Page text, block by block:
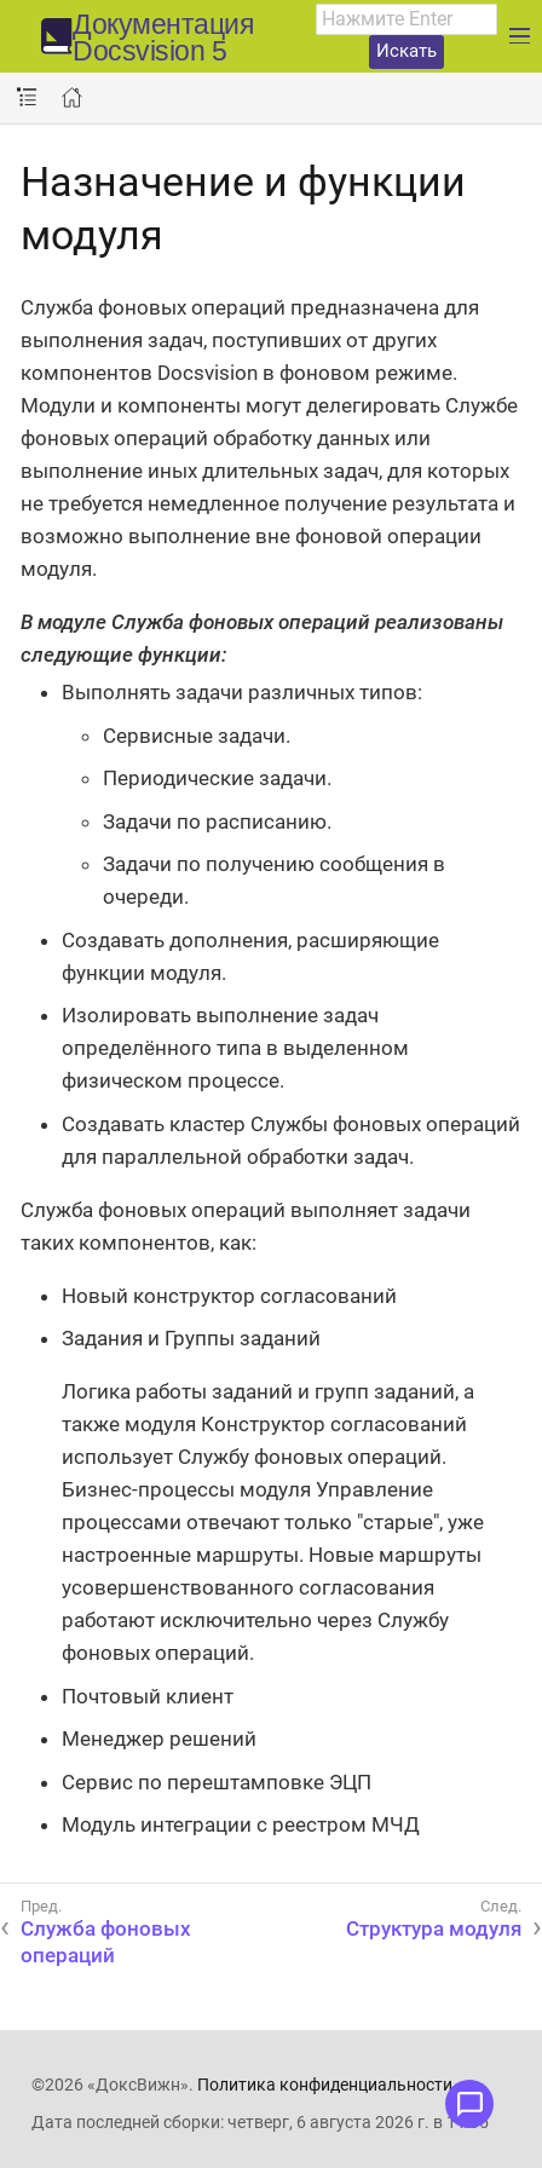
Документация
Docsvision 5
Искать
Назначение и функции
модуля
Служба фоновых операций предназначена для
выполнения задач, поступивших от других
компонентов Docsvision в фоновом режиме.
Модули и компоненты могут делегировать Службе
фоновых операций обработку данных или
выполнение иных длительных задач, для которых
не требуется немедленное получение результата и
возможно выполнение вне фоновой операции
модуля.
В модуле Служба фоновых операций реализованы
следующие функции:
Выполнять задачи различных типов:
Сервисные задачи.
Периодические задачи.
Задачи по расписанию.
Задачи по получению сообщения в
очереди.
Создавать дополнения, расширяющие
функции модуля.
Изолировать выполнение задач
определённого типа в выделенном
физическом процессе.
Создавать кластер Службы фоновых операций
для параллельной обработки задач.
Служба фоновых операций выполняет задачи
таких компонентов, как:
Новый конструктор согласований
Задания и Группы заданий
Логика работы заданий и групп заданий, а
также модуля Конструктор согласований
использует Службу фоновых операций.
Бизнес-процессы модуля Управление
процессами отвечают только "старые", уже
настроенные маршруты. Новые маршруты
усовершенствованного согласования
работают исключительно через Службу
фоновых операций.
Почтовый клиент
Менеджер решений
Сервис по перештамповке ЭЦП
Модуль интеграции с реестром МЧД
Служба фоновых
операций
Структура модуля
©2026 «ДоксВижн». Политика конфиденциальности.
Дата последней сборки: четверг, 6 августа 2026 г. в 11:05